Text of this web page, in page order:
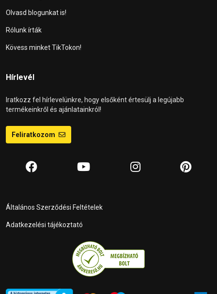
Olvasd blogunkat is!
Rólunk írták
Kövess minket TikTokon!
Hírlevél
Iratkozz fel hírlevelünkre, hogy elsőként értesülj a legújabb
termékeinkről és ajánlatainkról!
Feliratkozom
Általános Szerződési Feltételek
Adatkezelési tájékoztató